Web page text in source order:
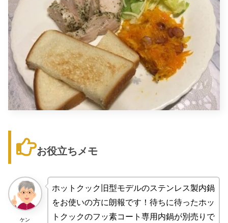
お役立ちメモ
ケン
ホットクック旧型モデルのステンレス製内鍋
をお使いの方に朗報です！待ちに待ったホッ
トクックのフッ素コート専用内鍋が別売りで